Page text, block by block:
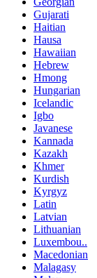
Gujarati
Haitian
Hausa
Hawaiian
Hebrew
Hmong
Hungarian
Icelandic
Igbo
Javanese
Kannada
Kazakh
Khmer
Kurdish
Kyrgyz
Latin
Latvian
Lithuanian
Luxembou..
Macedonian
Malagasy